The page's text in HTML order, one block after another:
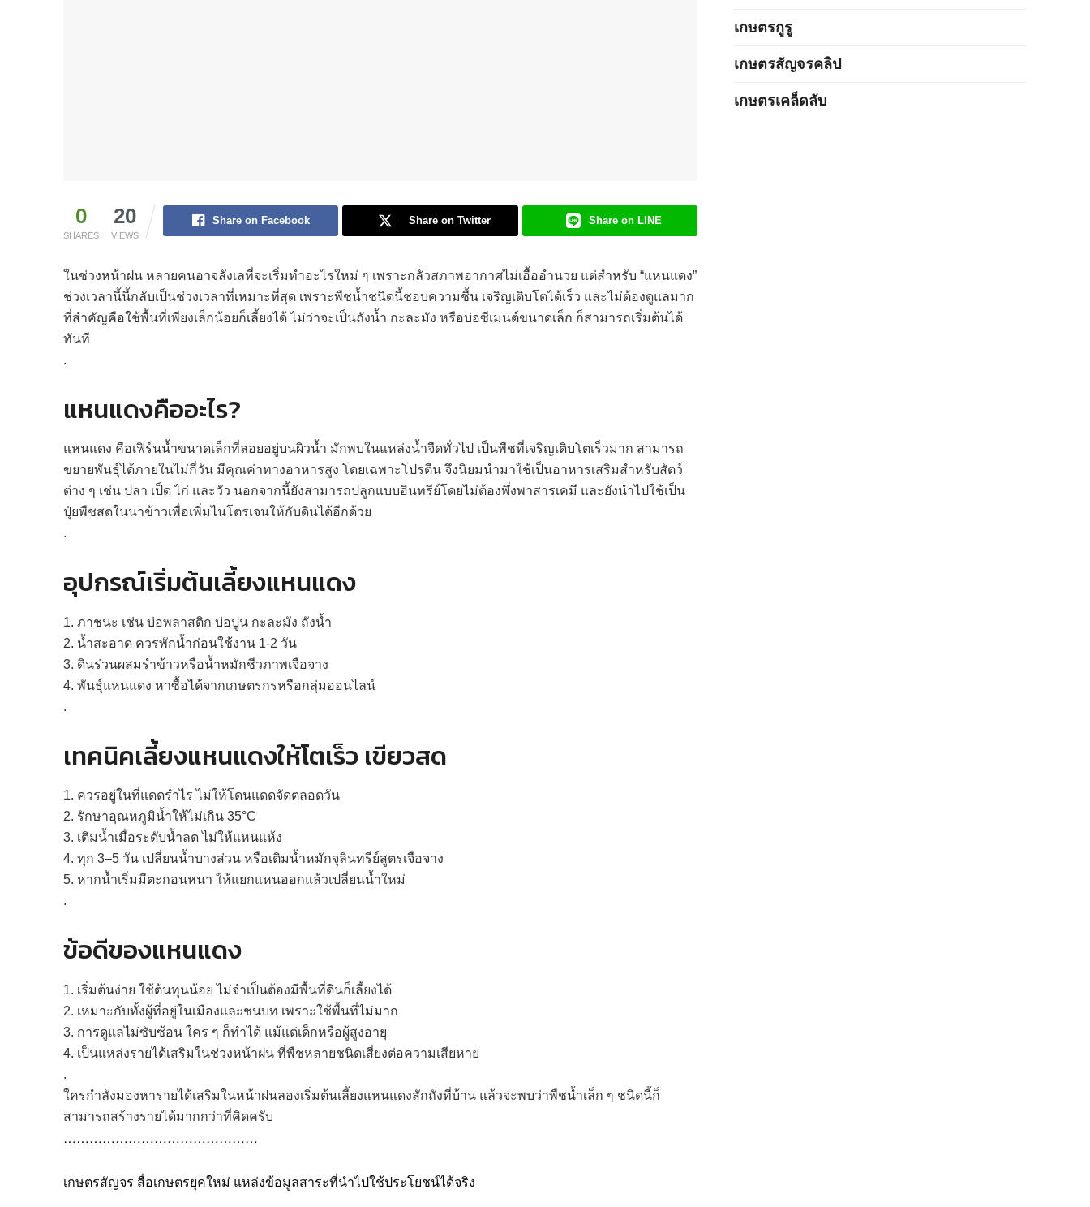
0
SHARES
20
VIEWS
Share on Facebook Share on Twitter Share on LINE
ในช่วงหน้าฝน หลายคนอาจลังเลที่จะเริ่มทำอะไรใหม่ ๆ เพราะกลัวสภาพอากาศไม่เอื้ออำนวย แต่สำหรับ “แหนแดง”
ช่วงเวลานี้นี้กลับเป็นช่วงเวลาที่เหมาะที่สุด เพราะพืชน้ำชนิดนี้ชอบความชื้น เจริญเติบโตได้เร็ว และไม่ต้องดูแลมาก
ที่สำคัญคือใช้พื้นที่เพียงเล็กน้อยก็เลี้ยงได้ ไม่ว่าจะเป็นถังน้ำ กะละมัง หรือบ่อซีเมนต์ขนาดเล็ก ก็สามารถเริ่มต้นได้
ทันที
.
แหนแดงคืออะไร?
แหนแดง คือเฟิร์นน้ำขนาดเล็กที่ลอยอยู่บนผิวน้ำ มักพบในแหล่งน้ำจืดทั่วไป เป็นพืชที่เจริญเติบโตเร็วมาก สามารถ
ขยายพันธุ์ได้ภายในไม่กี่วัน มีคุณค่าทางอาหารสูง โดยเฉพาะโปรตีน จึงนิยมนำมาใช้เป็นอาหารเสริมสำหรับสัตว์
ต่าง ๆ เช่น ปลา เป็ด ไก่ และวัว นอกจากนี้ยังสามารถปลูกแบบอินทรีย์โดยไม่ต้องพึ่งพาสารเคมี และยังนำไปใช้เป็น
ปุ๋ยพืชสดในนาข้าวเพื่อเพิ่มไนโตรเจนให้กับดินได้อีกด้วย
.
อุปกรณ์เริ่มต้นเลี้ยงแหนแดง
1. ภาชนะ เช่น บ่อพลาสติก บ่อปูน กะละมัง ถังน้ำ
2. น้ำสะอาด ควรพักน้ำก่อนใช้งาน 1-2 วัน
3. ดินร่วนผสมรำข้าวหรือน้ำหมักชีวภาพเจือจาง
4. พันธุ์แหนแดง หาซื้อได้จากเกษตรกรหรือกลุ่มออนไลน์
.
เทคนิคเลี้ยงแหนแดงให้โตเร็ว เขียวสด
1. ควรอยู่ในที่แดดรำไร ไม่ให้โดนแดดจัดตลอดวัน
2. รักษาอุณหภูมิน้ำให้ไม่เกิน 35°C
3. เติมน้ำเมื่อระดับน้ำลด ไม่ให้แหนแห้ง
4. ทุก 3–5 วัน เปลี่ยนน้ำบางส่วน หรือเติมน้ำหมักจุลินทรีย์สูตรเจือจาง
5. หากน้ำเริ่มมีตะกอนหนา ให้แยกแหนออกแล้วเปลี่ยนน้ำใหม่
.
ข้อดีของแหนแดง
1. เริ่มต้นง่าย ใช้ต้นทุนน้อย ไม่จำเป็นต้องมีพื้นที่ดินก็เลี้ยงได้
2. เหมาะกับทั้งผู้ที่อยู่ในเมืองและชนบท เพราะใช้พื้นที่ไม่มาก
3. การดูแลไม่ซับซ้อน ใคร ๆ ก็ทำได้ แม้แต่เด็กหรือผู้สูงอายุ
4. เป็นแหล่งรายได้เสริมในช่วงหน้าฝน ที่พืชหลายชนิดเสี่ยงต่อความเสียหาย
.
ใครกำลังมองหารายได้เสริมในหน้าฝนลองเริ่มต้นเลี้ยงแหนแดงสักถังที่บ้าน แล้วจะพบว่าพืชน้ำเล็ก ๆ ชนิดนี้ก็
สามารถสร้างรายได้มากกว่าที่คิดครับ
………………………………………
เกษตรสัญจร สื่อเกษตรยุคใหม่ แหล่งข้อมูลสาระที่นำไปใช้ประโยชน์ได้จริง
เกษตรกูรู
เกษตรสัญจรคลิป
เกษตรเคล็ดลับ